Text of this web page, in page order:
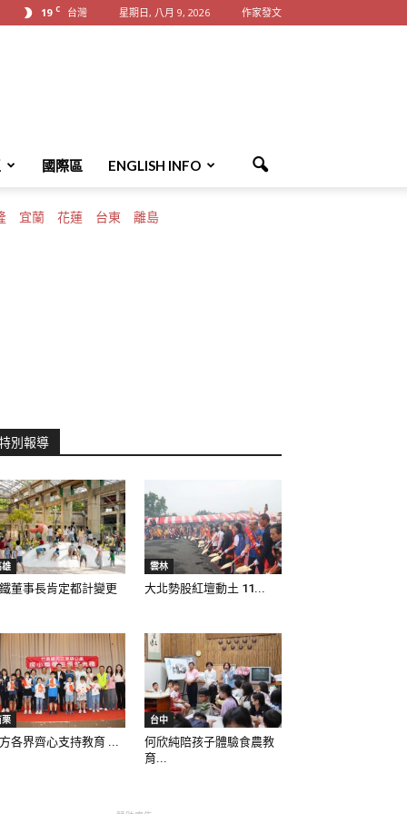
19 C 台灣 星期日, 八月 9, 2026 作家發文
國際區 ENGLISH INFO
宜蘭 花蓮 台東 離島
別報導
董事長肯定都計變更
雲林
大北勢股紅壇動土 11...
各界齊心支持教育 ...
台中
何欣純陪孩子體驗食農教
育...